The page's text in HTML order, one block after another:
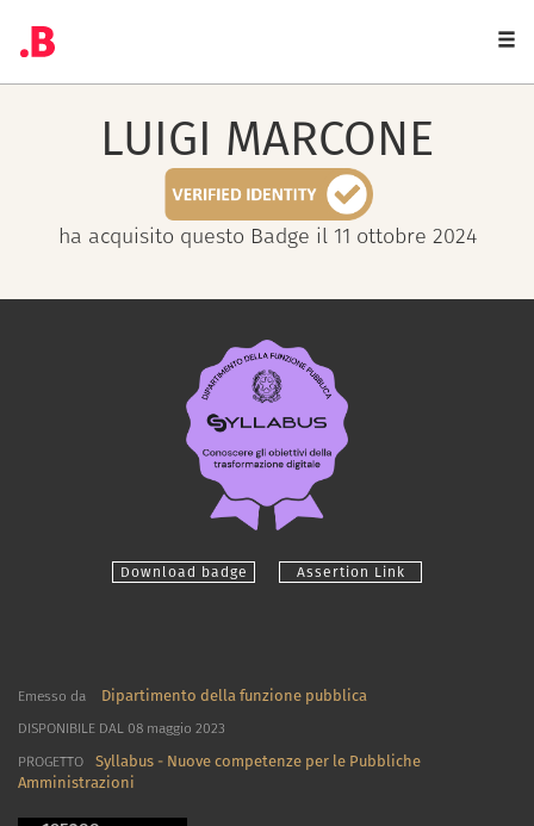
LUIGI MARCONE
ha acquisito questo Badge il 11 ottobre 2024
Download badge Assertion Link
Emesso da Dipartimento della funzione pubblica
DISPONIBILE DAL 08 maggio 2023
PROGETTO
Syllabus - Nuove competenze per le Pubbliche
Amministrazioni